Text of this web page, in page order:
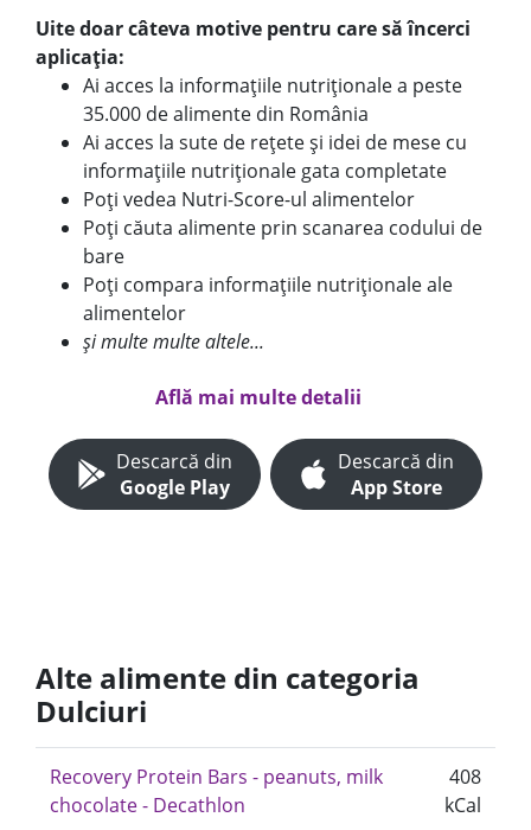
Uite doar câteva motive pentru care să încerci
aplicația:
Ai acces la informațiile nutriționale a peste
35.000 de alimente din România
Ai acces la sute de rețete și idei de mese cu
informațiile nutriționale gata completate
Poți vedea Nutri-Score-ul alimentelor
Poți căuta alimente prin scanarea codului de
bare
Poți compara informațiile nutriționale ale
alimentelor
și multe multe altele...
Află mai multe detalii
Descarcă din
Google Play
Descarcă din
App Store
Alte alimente din categoria
Dulciuri
Recovery Protein Bars - peanuts, milk
chocolate - Decathlon
408
kCal